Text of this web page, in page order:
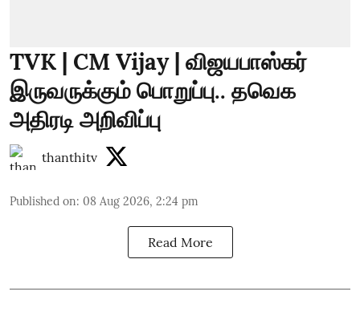
TVK | CM Vijay | விஜயபாஸ்கர்
இருவருக்கும் பொறுப்பு.. தவெக
அதிரடி அறிவிப்பு
thanthitv
Published on: 08 Aug 2026, 2:24 pm
Read More